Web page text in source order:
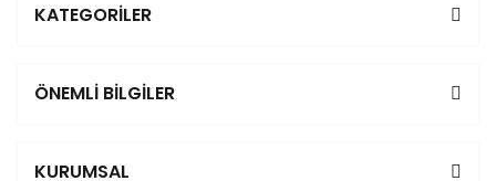
KATEGORİLER
ÖNEMLİ BİLGİLER
KURUMSAL